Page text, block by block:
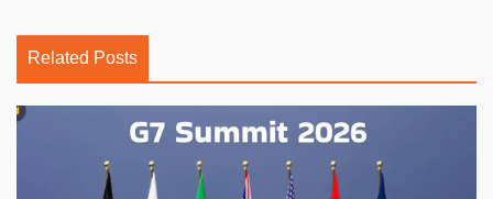
Related Posts